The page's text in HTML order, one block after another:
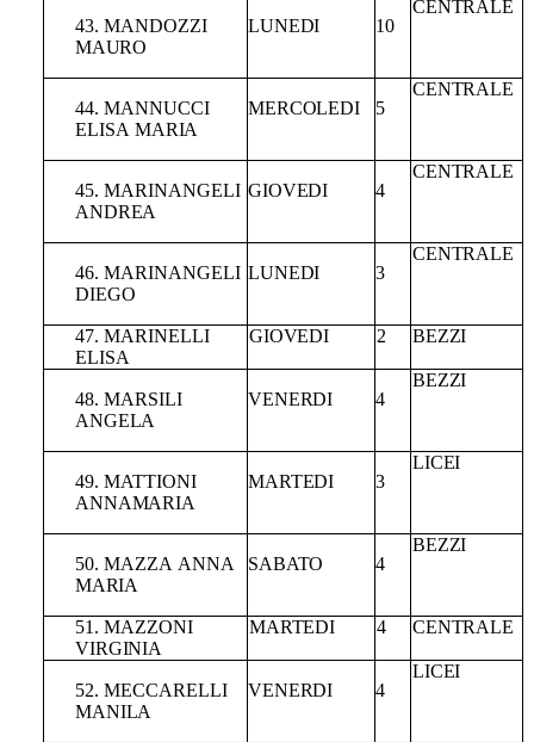
43. MANDOZZI
MAURO
LUNEDI 10
CENTRALE
44. MANNUCCI
ELISA MARIA
MERCOLEDI 5
CENTRALE
45. MARINANGELI
ANDREA
GIOVEDI 4
CENTRALE
46. MARINANGELI
DIEGO
LUNEDI 3
CENTRALE
47. MARINELLI
ELISA
GIOVEDI 2 BEZZI
48. MARSILI
ANGELA
VENERDI 4
BEZZI
49. MATTIONI
ANNAMARIA
MARTEDI 3
LICEI
50. MAZZA ANNA
MARIA
SABATO 4
BEZZI
51. MAZZONI
VIRGINIA
MARTEDI 4 CENTRALE
52. MECCARELLI
MANILA
VENERDI 4
LICEI